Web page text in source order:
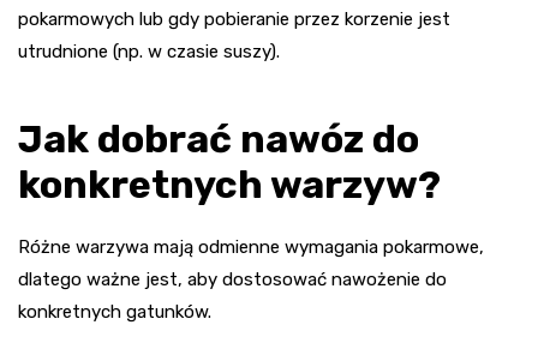
pokarmowych lub gdy pobieranie przez korzenie jest
utrudnione (np. w czasie suszy).
Jak dobrać nawóz do
konkretnych warzyw?
Różne warzywa mają odmienne wymagania pokarmowe,
dlatego ważne jest, aby dostosować nawożenie do
konkretnych gatunków.